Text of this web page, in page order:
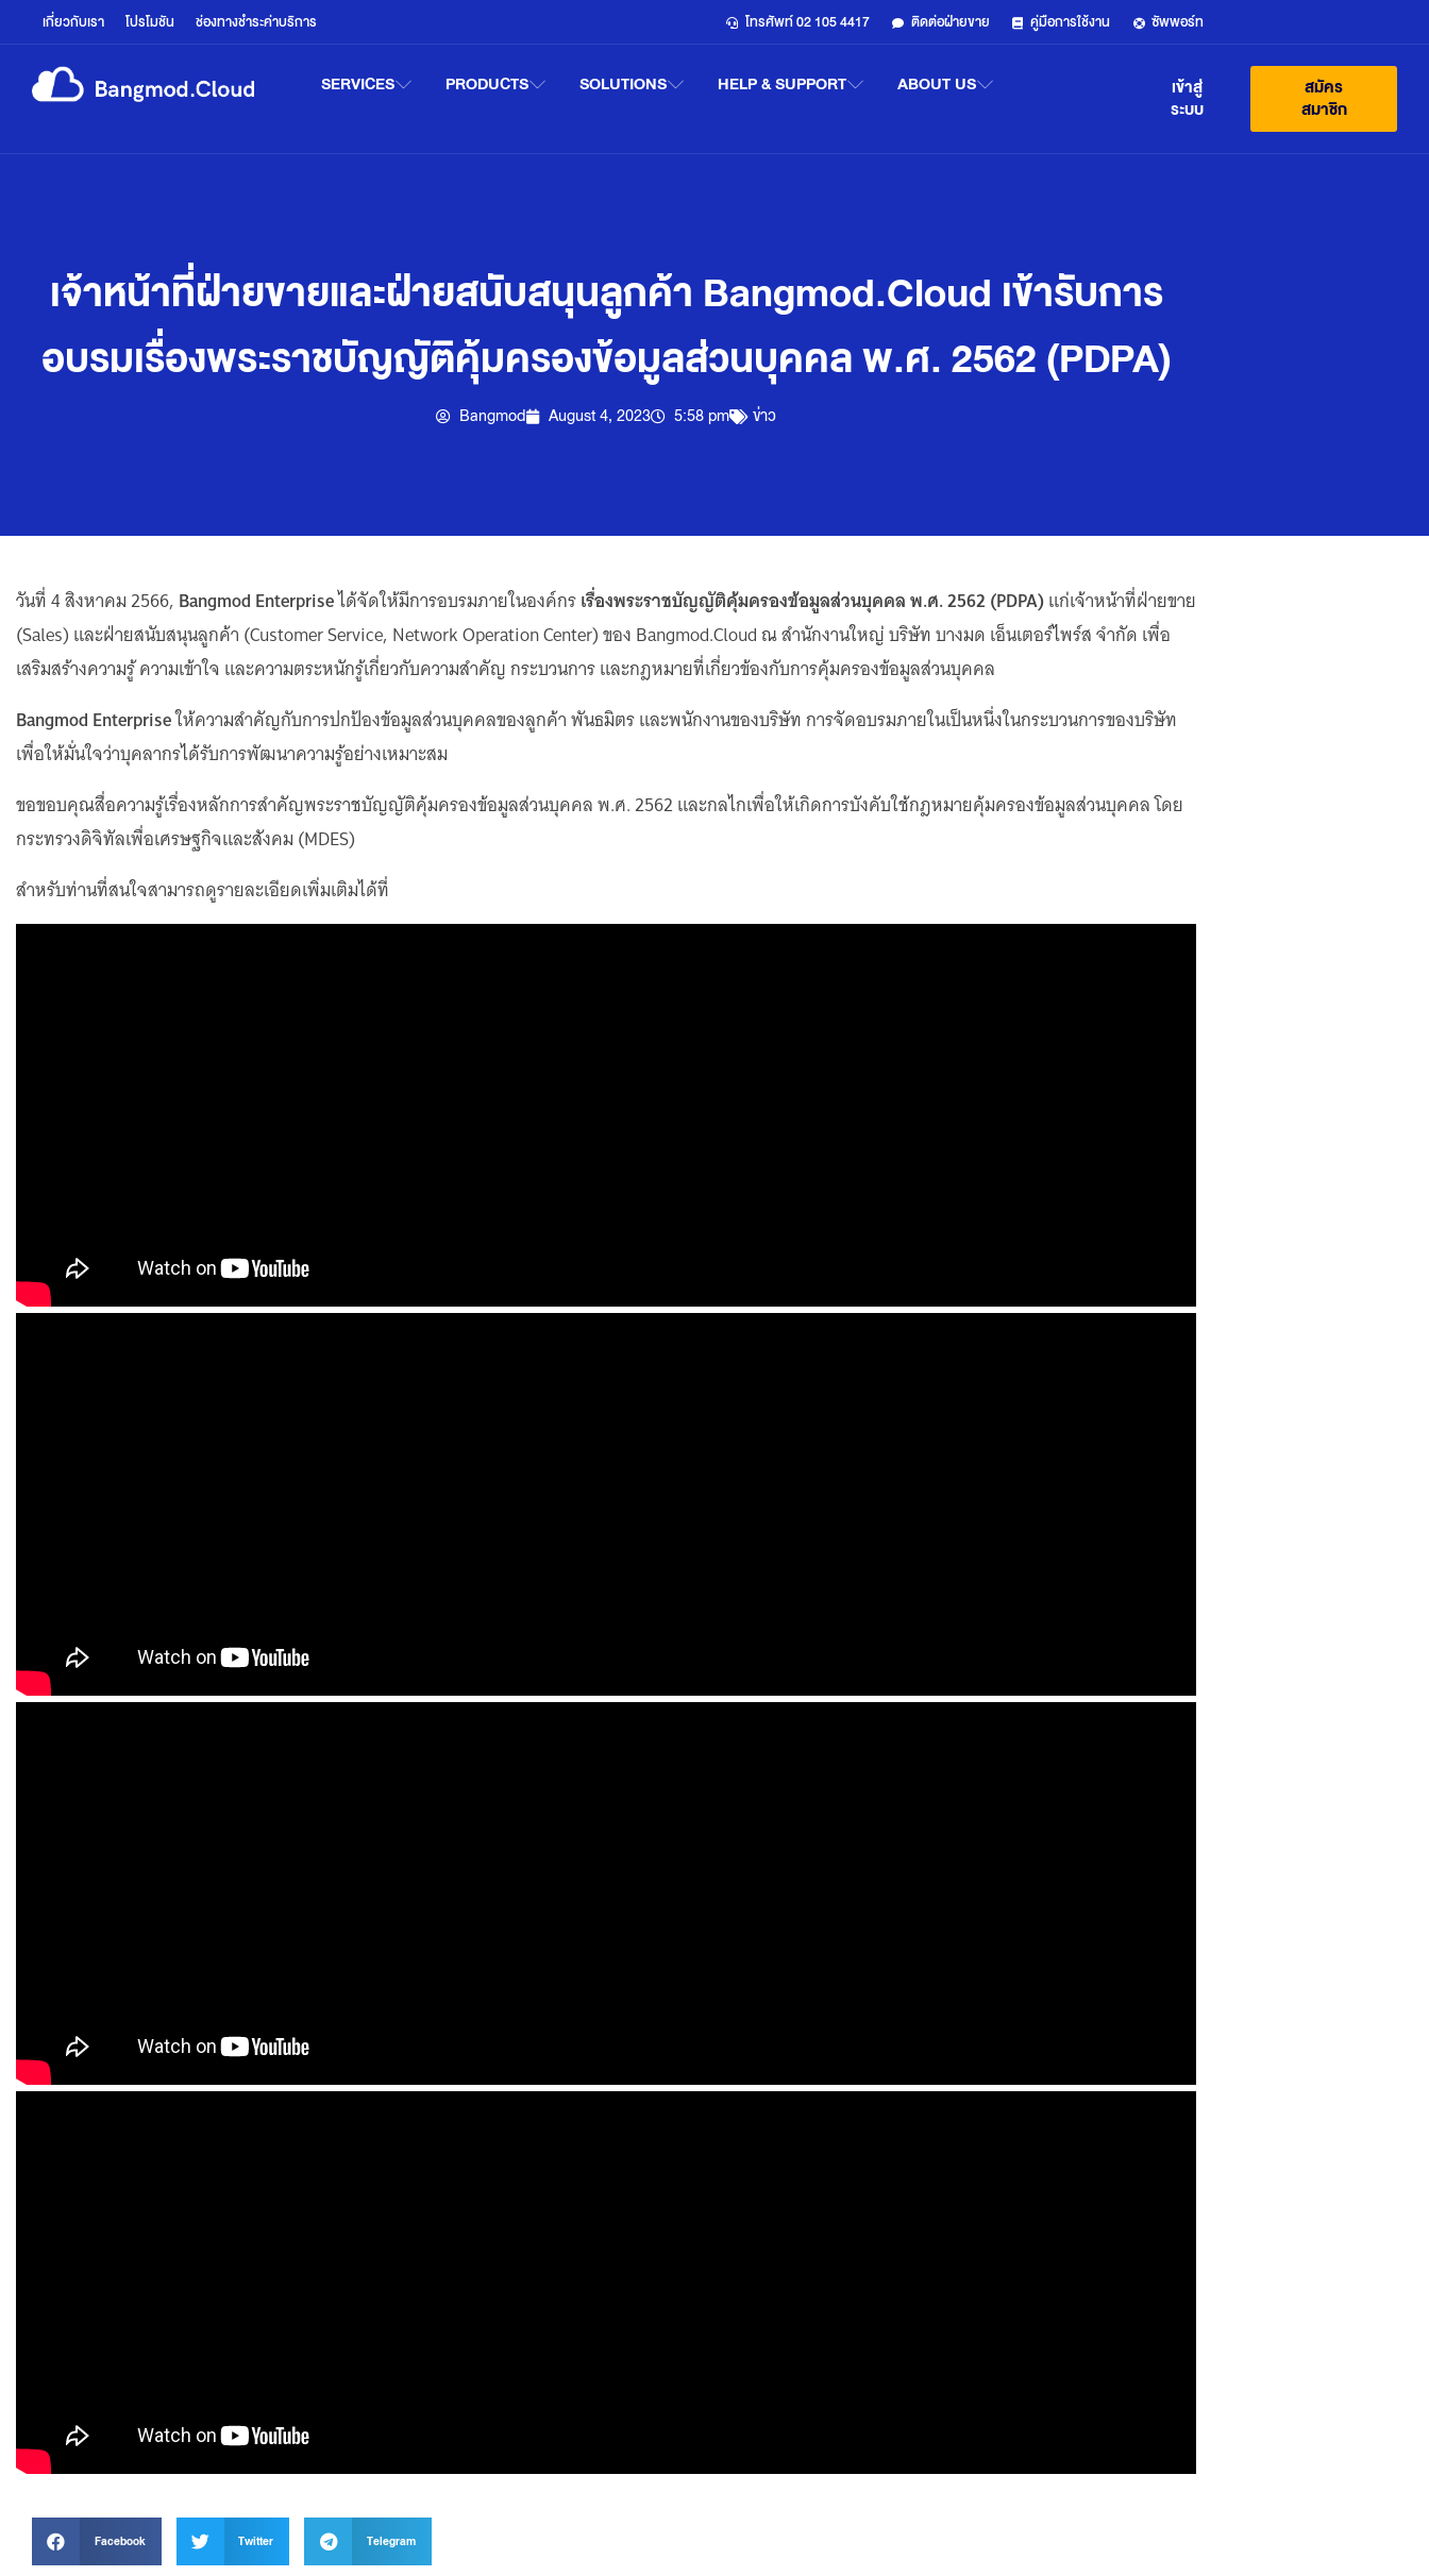
เกี่ยวกับเรา โปรโมชัน ช่องทางชำระค่าบริการ โทรศัพท์ 02 105 4417 ติดต่อฝ่ายขาย คู่มือการใช้งาน ซัพพอร์ท
SERVICES PRODUCTS SOLUTIONS HELP & SUPPORT ABOUT US
เข้าสู่
ระบบ
สมัคร
สมาชิก
เจ้าหน้าที่ฝ่ายขายและฝ่ายสนับสนุนลูกค้า Bangmod.Cloud เข้ารับการ
อบรมเรื่องพระราชบัญญัติคุ้มครองข้อมูลส่วนบุคคล พ.ศ. 2562 (PDPA)
Bangmod August 4, 2023 5:58 pm ข่าว
วันที่ 4 สิงหาคม 2566, Bangmod Enterpriseได้จัดให้มีการอบรมภายในองค์กรเรื่องพระราชบัญญัติคุ้มครองข้อมูลส่วนบุคคล พ.ศ. 2562 (PDPA)แก่เจ้าหน้าที่ฝ่ายขาย
(Sales) และฝ่ายสนับสนุนลูกค้า (Customer Service, Network Operation Center) ของ Bangmod.Cloud ณ สำนักงานใหญ่ บริษัท บางมด เอ็นเตอร์ไพร์ส จำกัด เพื่อ
เสริมสร้างความรู้ ความเข้าใจ และความตระหนักรู้เกี่ยวกับความสำคัญ กระบวนการ และกฎหมายที่เกี่ยวข้องกับการคุ้มครองข้อมูลส่วนบุคคล
Bangmod Enterpriseให้ความสำคัญกับการปกป้องข้อมูลส่วนบุคคลของลูกค้า พันธมิตร และพนักงานของบริษัท การจัดอบรมภายในเป็นหนึ่งในกระบวนการของบริษัท
เพื่อให้มั่นใจว่าบุคลากรได้รับการพัฒนาความรู้อย่างเหมาะสม
ขอขอบคุณสื่อความรู้เรื่องหลักการสำคัญพระราชบัญญัติคุ้มครองข้อมูลส่วนบุคคล พ.ศ. 2562 และกลไกเพื่อให้เกิดการบังคับใช้กฎหมายคุ้มครองข้อมูลส่วนบุคคล โดย
กระทรวงดิจิทัลเพื่อเศรษฐกิจและสังคม (MDES)​
สำหรับท่านที่สนใจสามารถดูรายละเอียดเพิ่มเติมได้ที่
Facebook Twitter Telegram